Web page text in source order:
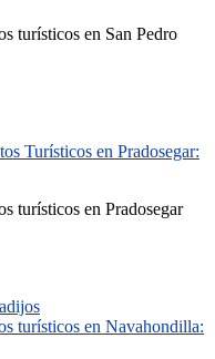
turísticos en San Pedro
Turísticos en Pradosegar:
turísticos en Pradosegar
turísticos en Navahondilla: